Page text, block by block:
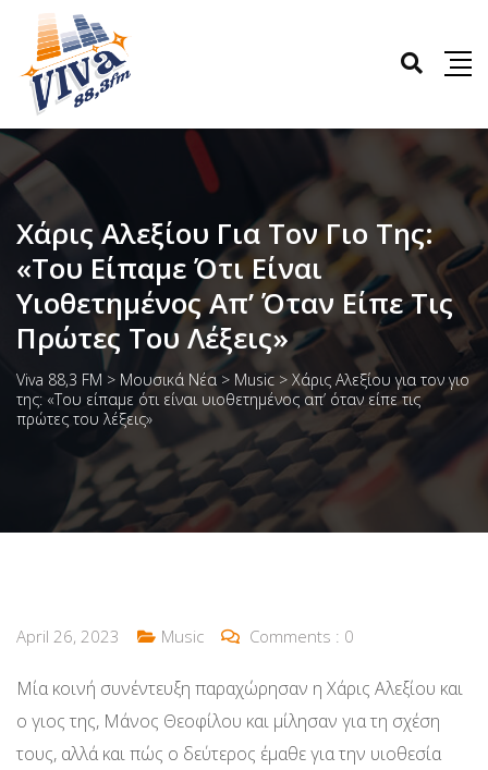
Χάρις Αλεξίου Για Τον Γιο Της:
«Του Είπαμε Ότι Είναι
Υιοθετημένος Απ’ Όταν Είπε Τις
Πρώτες Του Λέξεις»
Viva 88,3 FM > Μουσικά Νέα > Music > Χάρις Αλεξίου για τον γιο
της: «Του είπαμε ότι είναι υιοθετημένος απ’ όταν είπε τις
πρώτες του λέξεις»
April 26, 2023 Music Comments : 0
Μία κοινή συνέντευξη παραχώρησαν η Χάρις Αλεξίου και
ο γιος της, Μάνος Θεοφίλου και μίλησαν για τη σχέση
τους, αλλά και πώς ο δεύτερος έμαθε για την υιοθεσία